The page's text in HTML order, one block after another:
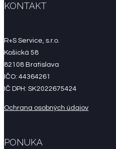
KONTAKT
R+S Service, s.r.o.
Košická 58
82108 Bratislava
IČO: 44364261
IČ DPH: SK2022675424
Ochrana osobných údajov
PONUKA